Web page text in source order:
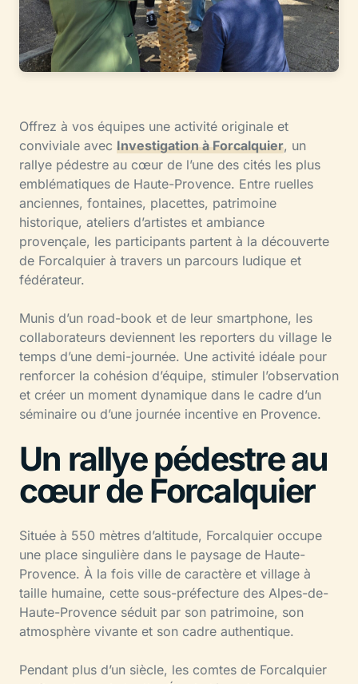
Offrez à vos équipes une activité originale et
conviviale avec Investigation à Forcalquier, un
rallye pédestre au cœur de l’une des cités les plus
emblématiques de Haute-Provence. Entre ruelles
anciennes, fontaines, placettes, patrimoine
historique, ateliers d’artistes et ambiance
provençale, les participants partent à la découverte
de Forcalquier à travers un parcours ludique et
fédérateur.
Munis d’un road-book et de leur smartphone, les
collaborateurs deviennent les reporters du village le
temps d’une demi-journée. Une activité idéale pour
renforcer la cohésion d’équipe, stimuler l’observation
et créer un moment dynamique dans le cadre d’un
séminaire ou d’une journée incentive en Provence.
Un rallye pédestre au
cœur de Forcalquier
Située à 550 mètres d’altitude, Forcalquier occupe
une place singulière dans le paysage de Haute-
Provence. À la fois ville de caractère et village à
taille humaine, cette sous-préfecture des Alpes-de-
Haute-Provence séduit par son patrimoine, son
atmosphère vivante et son cadre authentique.
Pendant plus d’un siècle, les comtes de Forcalquier